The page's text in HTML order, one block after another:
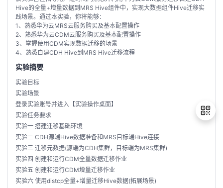
习
路
径
在
线
课
程
云
实
验
我
的
活
动
我
的
关
注
伙
伴
赋
云
认
查
Hive的全量+增量数据到MRS Hive组件中，实现大数据组件Hive迁移实
践场景。通过本实验，你将能够：
1、熟悉华为云MRS云服务购买及基本配置操作
2、熟悉华为云CDM云服务购买及基本配置操作
3、掌握使用CDM实现数据迁移的场景
4、熟悉自建CDH Hive到MRS Hive迁移流程
实验摘要
实验目标
实验场景
登录实验账号并进入【实验操作桌面】
实验任务要求
实验一 搭建迁移基础环境
实验二 CDH源端Hive数据准备和MRS目标端Hive连接
实验三 迁移元数据(源端为CDH集群，目标端为MRS集群)
实验四 创建和运行CDM全量数据迁移作业
实验五 创建和运行CDM增量迁移作业
实验六 使用distcp全量+增量迁移Hive数据(拓展场景)